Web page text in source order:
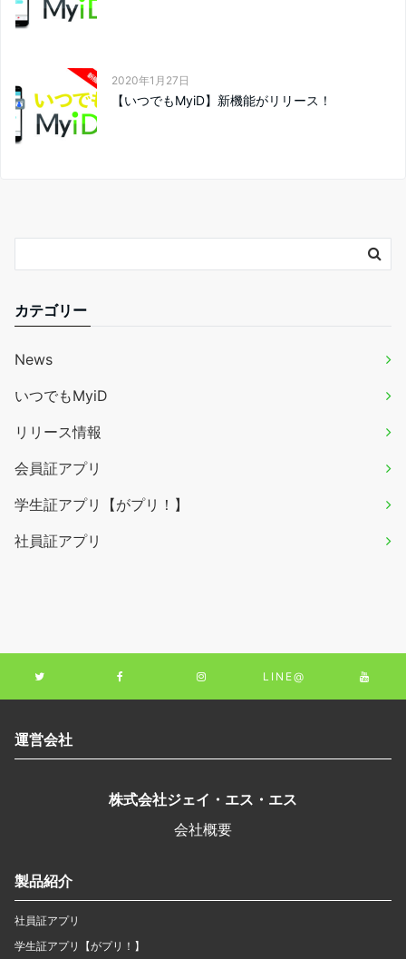
2020年1月27日
【いつでもMyiD】新機能がリリース！
カテゴリー
News
いつでもMyiD
リリース情報
会員証アプリ
学生証アプリ【がプリ！】
社員証アプリ
LINE@
運営会社
株式会社ジェイ・エス・エス
会社概要
製品紹介
社員証アプリ
学生証アプリ【がプリ！】